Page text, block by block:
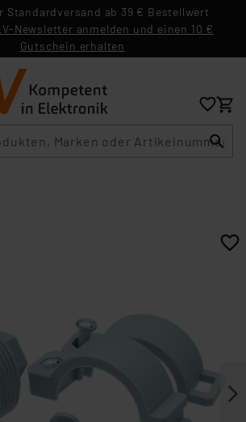
Standardversand ab 39 € Bestellwert
Newsletter anmelden und einen 10 €
Gutschein erhalten